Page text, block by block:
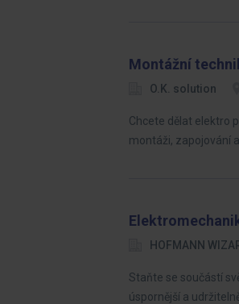
Montážní
O.K. solution
Chcete dělat elektro
montáži, zapojování
HOFMANN
Staňte se součástí
úspornější a